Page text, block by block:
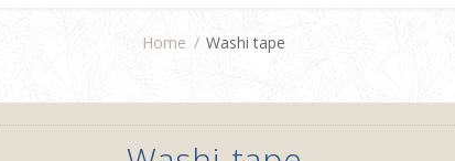
Home / Washi tape